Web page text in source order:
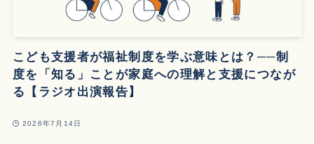
こども支援者が福祉制度を学ぶ意味とは？──制
度を「知る」ことが家庭への理解と支援につなが
る【ラジオ出演報告】
2026年7月14日